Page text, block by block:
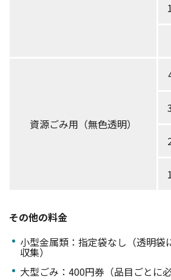
資源ごみ用（無色透明）
その他の料金
小型金属類：指定袋なし（透明袋
収集）
大型ごみ：400円券（品目ごとに